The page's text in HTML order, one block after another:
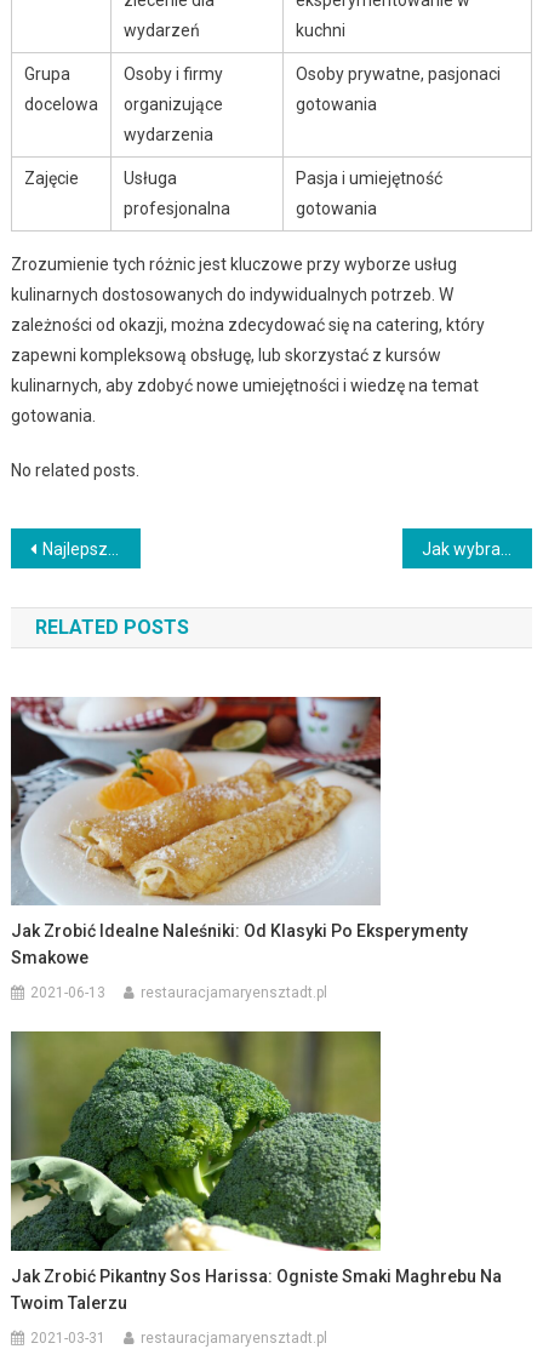
wydarzeń
kuchni
Grupa
docelowa
Osoby i firmy
organizujące
wydarzenia
Osoby prywatne, pasjonaci
gotowania
Zajęcie
Usługa
profesjonalna
Pasja i umiejętność
gotowania
Zrozumienie tych różnic jest kluczowe przy wyborze usług
kulinarnych dostosowanych do indywidualnych potrzeb. W
zależności od okazji, można zdecydować się na catering, który
zapewni kompleksową obsługę, lub skorzystać z kursów
kulinarnych, aby zdobyć nowe umiejętności i wiedzę na temat
gotowania.
No related posts.
Nawigacja
wpisu
Najlepsze wyposażenie kuchni dla domowych kucharzy Jak wybrać odpowiednie meble kuchenne
RELATED POSTS
Jak Zrobić Idealne Naleśniki: Od Klasyki Po Eksperymenty
Smakowe
2021-06-13 restauracjamaryensztadt.pl
Jak Zrobić Pikantny Sos Harissa: Ogniste Smaki Maghrebu Na
Twoim Talerzu
2021-03-31 restauracjamaryensztadt.pl